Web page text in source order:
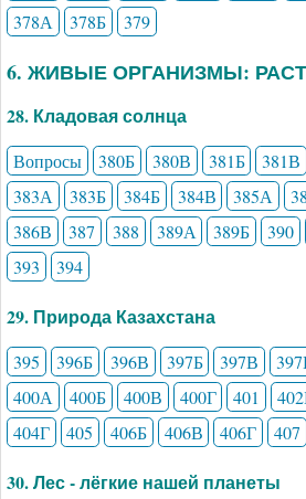
378А
378Б 379
6. ЖИВЫЕ ОРГАНИЗМЫ:
28. Кладовая солнца
Вопросы 380Б 380В 381Б 381В
383А
383Б 384Б 384В 385А
386В
387 388 389А 389Б 390
393
394
29. Природа Казахстана
395 396Б 396В 397Б 397В
400А
400Б 400В 400Г 401
404Г
405 406Б 406В 406Г 407
30. Лес - лёгкие нашей планеты